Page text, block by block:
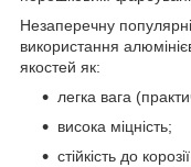
Незаперечну
використання
якостей як:
легка вага
висока міцність;
стійкість до